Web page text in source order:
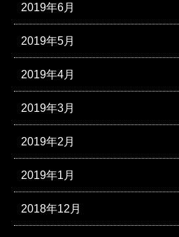
2019年6月
2019年5月
2019年4月
2019年3月
2019年2月
2019年1月
2018年12月